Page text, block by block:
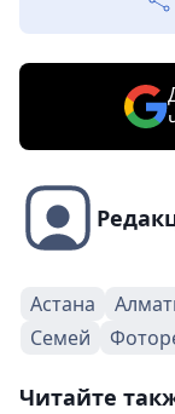
Астана
Семей
Читайте